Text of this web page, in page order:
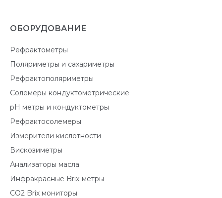
ОБОРУДОВАНИЕ
Рефрактометры
Поляриметры и сахариметры
Рефрактополяриметры
Солемеры кондуктометрические
pH метры и кондуктометры
Рефрактосолемеры
Измерители кислотности
Вискозиметры
Анализаторы масла
Инфракрасные Brix-метры
CO2 Brix мониторы